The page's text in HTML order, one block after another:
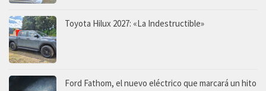
Toyota Hilux 2027: «La Indestructible»
Ford Fathom, el nuevo eléctrico que marcará un hito